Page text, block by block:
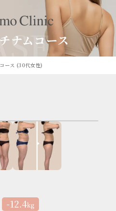
ナムコース
ース (30代女性)
-12.4kg